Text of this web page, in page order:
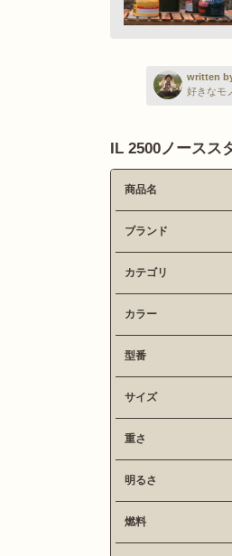
written
好きなモ
IL 2500ノースス
商品名
ブランド
カテゴリ
カラー
型番
サイズ
重さ
明るさ
燃料